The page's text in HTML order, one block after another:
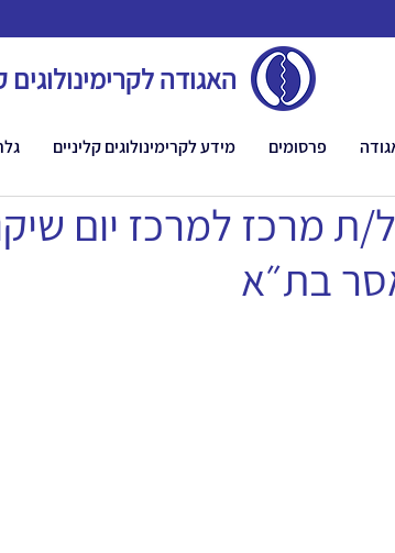
האגודה לקרימינולוגים
פרסומים מידע לקרימינולוגים קליניים
מרכז למרכז יום
בת״א